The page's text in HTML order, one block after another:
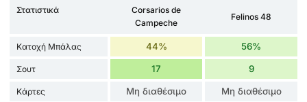
Στατιστικά
Corsarios de
Campeche
Felinos 48
Κατοχή Μπάλας 44% 56%
Σουτ 17 9
Κάρτες Μη διαθέσιμο Μη διαθέσιμο